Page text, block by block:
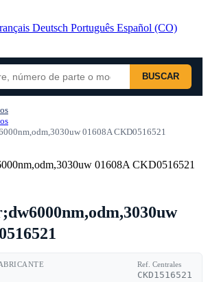
Deutsch Português Español (CO)
BUSCAR
01608A CKD0516521
Ref. Centrales
CKD1516521